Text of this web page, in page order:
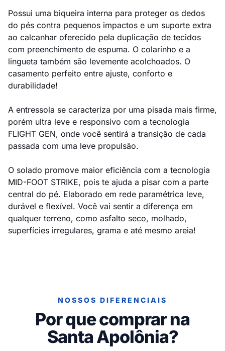
Possui uma biqueira interna para proteger os dedos
do pés contra pequenos impactos e um suporte extra
ao calcanhar oferecido pela duplicação de tecidos
com preenchimento de espuma. O colarinho e a
lingueta também são levemente acolchoados. O
casamento perfeito entre ajuste, conforto e
durabilidade!
A entressola se caracteriza por uma pisada mais firme,
porém ultra leve e responsivo com a tecnologia
FLIGHT GEN, onde você sentirá a transição de cada
passada com uma leve propulsão.
O solado promove maior eficiência com a tecnologia
MID-FOOT STRIKE, pois te ajuda a pisar com a parte
central do pé. Elaborado em rede paramétrica leve,
durável e flexível. Você vai sentir a diferença em
qualquer terreno, como asfalto seco, molhado,
superfícies irregulares, grama e até mesmo areia!
NOSSOS DIFERENCIAIS
Por que comprar na
Santa Apolônia?